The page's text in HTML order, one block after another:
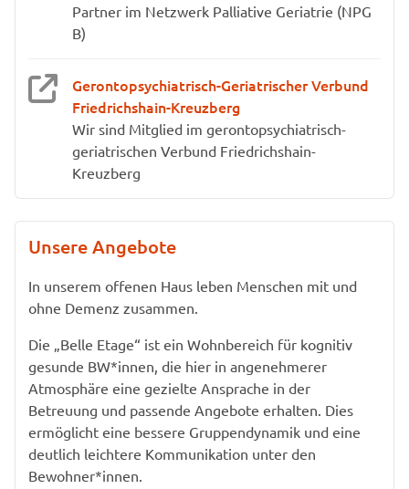
Partner im Netzwerk Palliative Geriatrie (NPG
B)
Gerontopsychiatrisch-Geriatrischer Verbund
Friedrichshain-Kreuzberg
Wir sind Mitglied im gerontopsychiatrisch-
geriatrischen Verbund Friedrichshain-
Kreuzberg
Unsere Angebote
In unserem offenen Haus leben Menschen mit und
ohne Demenz zusammen.
Die „Belle Etage“ ist ein Wohnbereich für kognitiv
gesunde BW*innen, die hier in angenehmerer
Atmosphäre eine gezielte Ansprache in der
Betreuung und passende Angebote erhalten. Dies
ermöglicht eine bessere Gruppendynamik und eine
deutlich leichtere Kommunikation unter den
Bewohner*innen.